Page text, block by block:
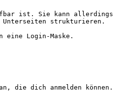
ist. Sie kann allerdings
Unterseiten strukturieren.
eine Login-Maske.
die dich anmelden können.